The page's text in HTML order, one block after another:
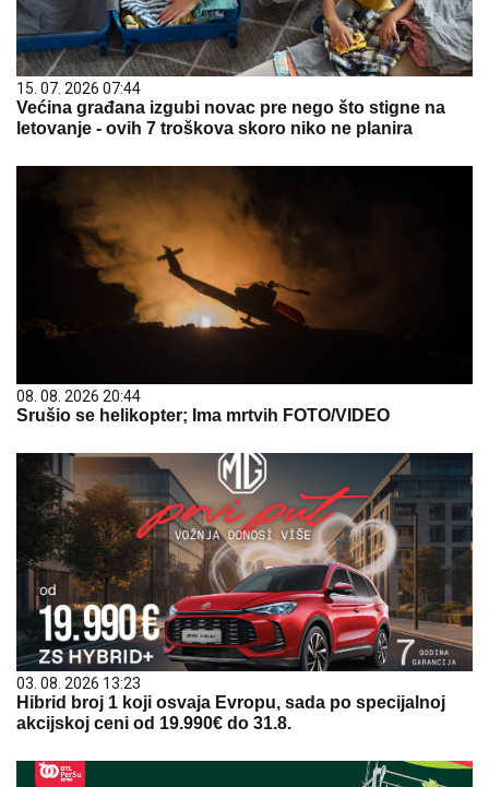
15. 07. 2026 07:44
Većina građana izgubi novac pre nego što stigne na
letovanje - ovih 7 troškova skoro niko ne planira
08. 08. 2026 20:44
Srušio se helikopter; Ima mrtvih FOTO/VIDEO
03. 08. 2026 13:23
Hibrid broj 1 koji osvaja Evropu, sada po specijalnoj
akcijskoj ceni od 19.990€ do 31.8.